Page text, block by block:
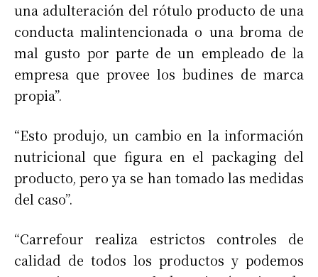
una adulteración del rótulo producto de una
conducta malintencionada o una broma de
mal gusto por parte de un empleado de la
empresa que provee los budines de marca
propia”.
“Esto produjo, un cambio en la información
nutricional que figura en el packaging del
producto, pero ya se han tomado las medidas
del caso”.
“Carrefour realiza estrictos controles de
calidad de todos los productos y podemos